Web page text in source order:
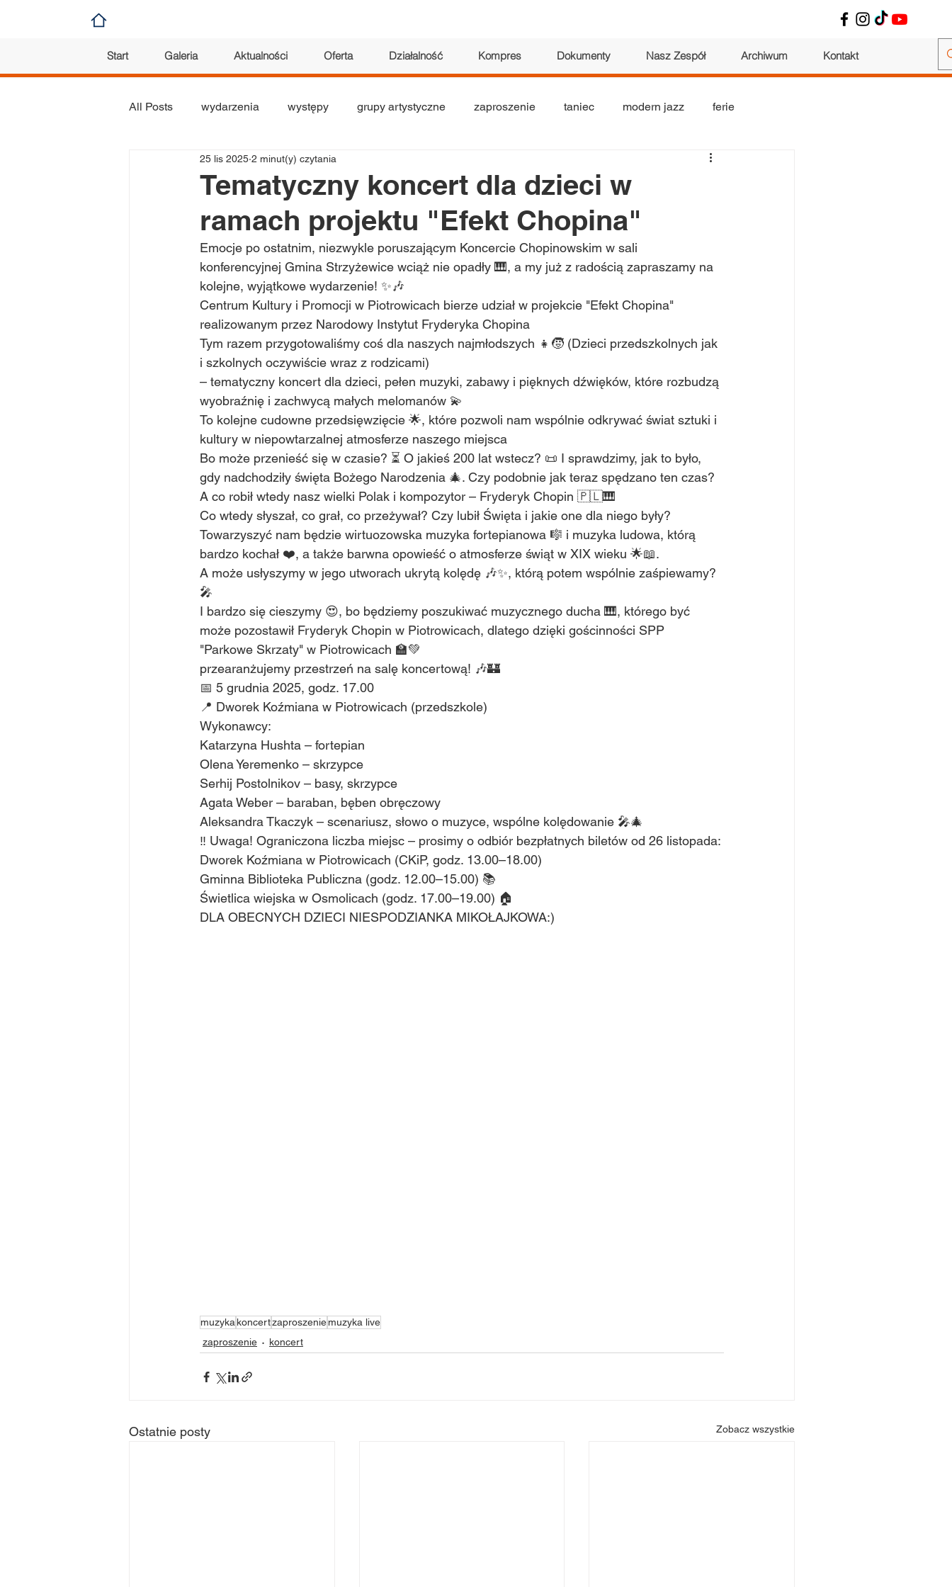
Start Galeria Aktualności Oferta Działalność Kompres Dokumenty Nasz Zespół Archiwum Kontakt
All Posts wydarzenia występy grupy artystyczne zaproszenie taniec modern jazz ferie
konkurs plastyczne
Tematyczny koncert dla dzieci w
ramach projektu "Efekt Chopina"
25 lis 2025 2 minut(y) czytania
Emocje po ostatnim, niezwykle poruszającym Koncercie Chopinowskim w sali
konferencyjnej Gmina Strzyżewice wciąż nie opadły 🎹, a my już z radością zapraszamy na
kolejne, wyjątkowe wydarzenie! ✨🎶
Centrum Kultury i Promocji w Piotrowicach bierze udział w projekcie "Efekt Chopina"
realizowanym przez Narodowy Instytut Fryderyka Chopina
Tym razem przygotowaliśmy coś dla naszych najmłodszych 👧🧒 (Dzieci przedszkolnych jak
i szkolnych oczywiście wraz z rodzicami)
– tematyczny koncert dla dzieci, pełen muzyki, zabawy i pięknych dźwięków, które rozbudzą
wyobraźnię i zachwycą małych melomanów 💫
To kolejne cudowne przedsięwzięcie 🌟, które pozwoli nam wspólnie odkrywać świat sztuki i
kultury w niepowtarzalnej atmosferze naszego miejsca
Bo może przenieść się w czasie? ⏳ O jakieś 200 lat wstecz? 📜 I sprawdzimy, jak to było,
gdy nadchodziły święta Bożego Narodzenia 🎄. Czy podobnie jak teraz spędzano ten czas?
A co robił wtedy nasz wielki Polak i kompozytor – Fryderyk Chopin 🇵🇱🎹
Co wtedy słyszał, co grał, co przeżywał? Czy lubił Święta i jakie one dla niego były?
Towarzyszyć nam będzie wirtuozowska muzyka fortepianowa 🎼 i muzyka ludowa, którą
bardzo kochał ❤️, a także barwna opowieść o atmosferze świąt w XIX wieku 🌟📖.
A może usłyszymy w jego utworach ukrytą kolędę 🎶✨, którą potem wspólnie zaśpiewamy?
🎤
I bardzo się cieszymy 😍, bo będziemy poszukiwać muzycznego ducha 🎹, którego być
może pozostawił Fryderyk Chopin w Piotrowicach, dlatego dzięki gościnności SPP
"Parkowe Skrzaty" w Piotrowicach 🏫💚
przearanżujemy przestrzeń na salę koncertową! 🎶🏰
📅 5 grudnia 2025, godz. 17.00
📍 Dworek Koźmiana w Piotrowicach (przedszkole)
Wykonawcy:
Katarzyna Hushta – fortepian
Olena Yeremenko – skrzypce
Serhij Postolnikov – basy, skrzypce
Agata Weber – baraban, bęben obręczowy
Aleksandra Tkaczyk – scenariusz, słowo o muzyce, wspólne kolędowanie 🎤🎄
‼️ Uwaga! Ograniczona liczba miejsc – prosimy o odbiór bezpłatnych biletów od 26 listopada:
Dworek Koźmiana w Piotrowicach (CKiP, godz. 13.00–18.00)
Gminna Biblioteka Publiczna (godz. 12.00–15.00) 📚
Świetlica wiejska w Osmolicach (godz. 17.00–19.00) 🏠
DLA OBECNYCH DZIECI NIESPODZIANKA MIKOŁAJKOWA:)
muzyka koncertzaproszeniemuzyka live
zaproszenie
koncert
Ostatnie posty Zobacz wszystkie